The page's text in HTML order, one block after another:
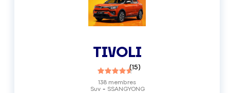
TIVOLI
(15)
Suv SSANGYONG
138 membres